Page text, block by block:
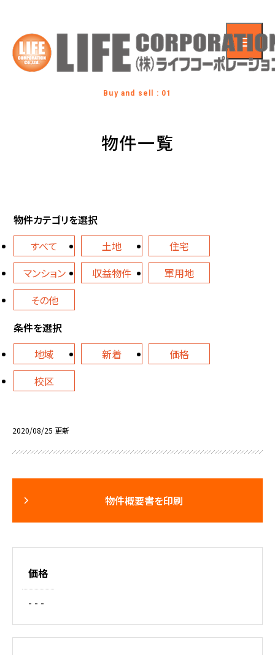
Buy and sell : 01
物件一覧
物件カテゴリを選択
すべて
土地
住宅
マンション
収益物件
軍用地
その他
条件を選択
地域
新着
価格
校区
2020/08/25 更新
物件概要書を印刷
価格
- - -